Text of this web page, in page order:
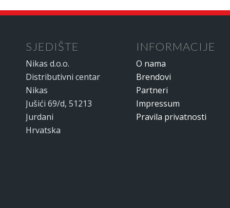
SJEDIŠTE
Nikas d.o.o.
Distributivni centar
Nikas
Jušići 69/d, 51213
Jurdani
Hrvatska
INFORMACIJE
O nama
Brendovi
Partneri
Impressum
Pravila privatnosti